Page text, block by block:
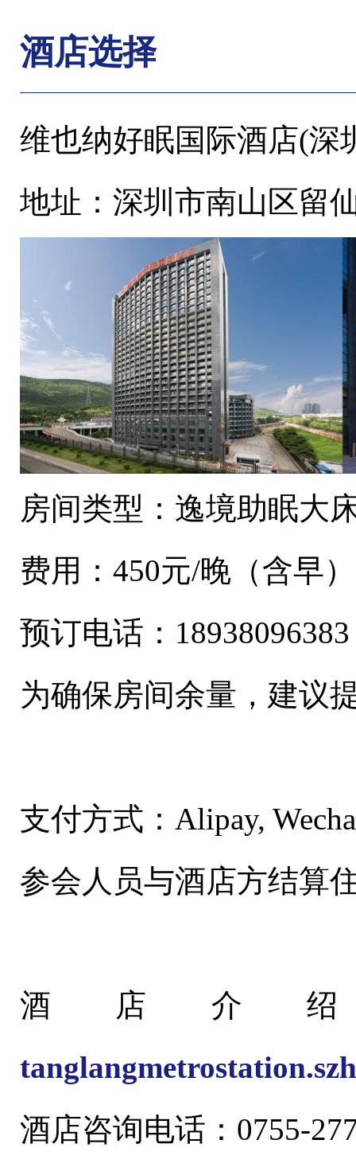
酒店选择
维也纳好眠国际酒店(深
地址：深圳市南山区留
房间类型：逸境助眠大
费用：450元/晚（含早）
预订电话：
为确保房间余量，建议
支付方式：Alipay,
参会人员与酒店方结算
酒店介
酒店咨询电话：0755-